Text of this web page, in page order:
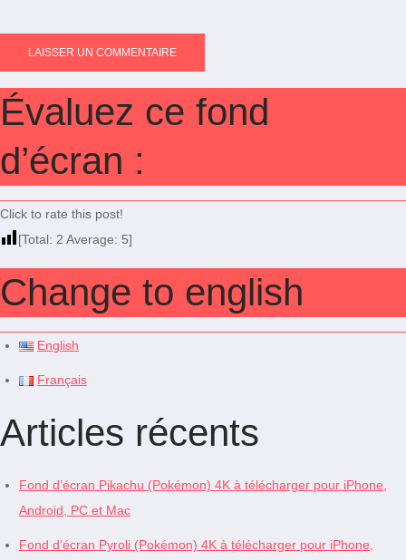
Évaluez ce fond
d’écran :
Click to rate this post!
[Total: 2 Average: 5]
Change to english
English
Français
Articles récents
Fond d’écran Pikachu (Pokémon) 4K à télécharger pour iPhone,
Android, PC et Mac
Fond d’écran Pyroli (Pokémon) 4K à télécharger pour iPhone,